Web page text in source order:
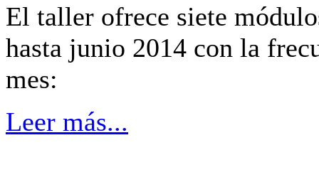
El taller ofrece siete
hasta junio 2014 con la
mes:
Leer más...